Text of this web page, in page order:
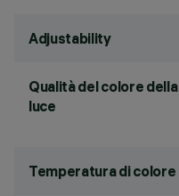
Adjustability
Qualità del colore della
luce
Temperatura di colore